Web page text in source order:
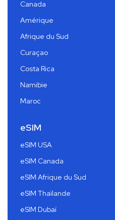
Canada
Amérique
Afrique du Sud
Curaçao
Costa Rica
Namibie
Maroc
eSIM
eSIM USA
eSIM Canada
eSIM Afrique du Sud
eSIM Thaïlande
eSIM Dubaï